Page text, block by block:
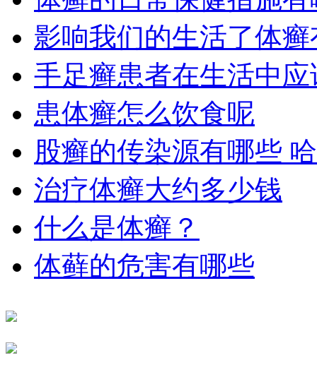
影响我们的生活了体
手足癣患者在生活中
患体癣怎么饮食呢
股癣的传染源有哪些
治疗体癣大约多少钱
什么是体癣？
体藓的危害有哪些